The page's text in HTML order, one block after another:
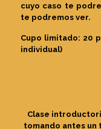
cuyo caso te
te podremos ver.
Cupo limitado: 20
individual)
Clase
tomando antes un